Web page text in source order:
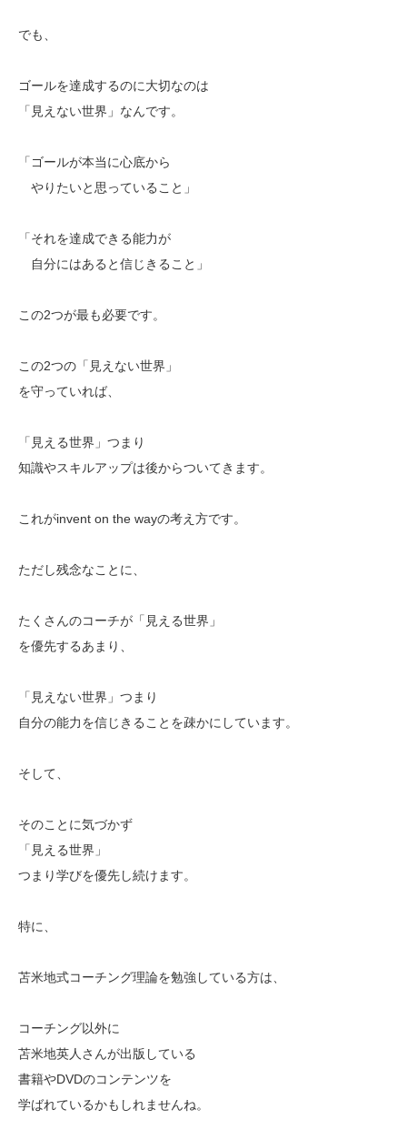
でも、
ゴールを達成するのに大切なのは
「見えない世界」なんです。
「ゴールが本当に心底から
やりたいと思っていること」
「それを達成できる能力が
自分にはあると信じきること」
この2つが最も必要です。
この2つの「見えない世界」
を守っていれば、
「見える世界」つまり
知識やスキルアップは後からついてきます。
これがinvent on the wayの考え方です。
ただし残念なことに、
たくさんのコーチが「見える世界」
を優先するあまり、
「見えない世界」つまり
自分の能力を信じきることを疎かにしています。
そして、
そのことに気づかず
「見える世界」
つまり学びを優先し続けます。
特に、
苫米地式コーチング理論を勉強している方は、
コーチング以外に
苫米地英人さんが出版している
書籍やDVDのコンテンツを
学ばれているかもしれませんね。